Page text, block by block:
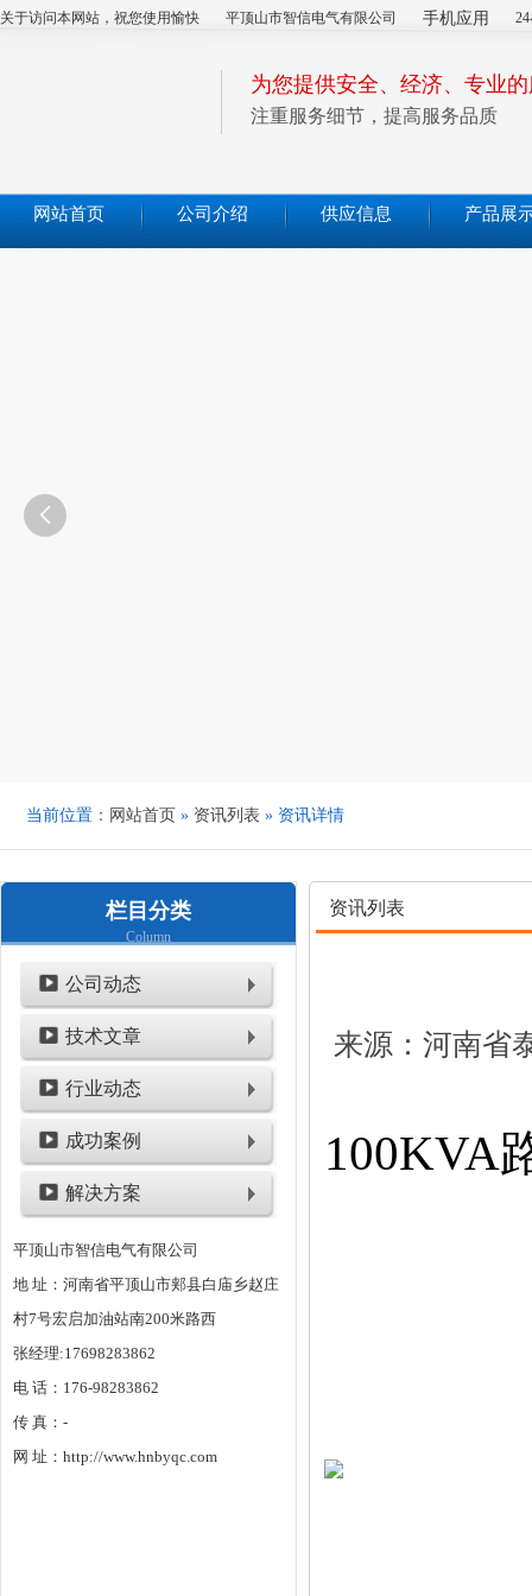
关于访问本网站，祝您使用愉快 平顶山市智信电气有限公司 手机应用
为您提供安全、经济、专业
注重服务细节，提高服务品质
网站首页 公司介绍 供应信息 产品展

当前位置： 网站首页 » 资讯列表 » 资讯详情
栏目分类
Column
公司动态
技术文章
行业动态
成功案例
解决方案
平顶山市智信电气有限公司
地 址：河南省平顶山市郏县白庙乡赵庄
村7号宏启加油站南200米路西
张经理:17698283862
电 话：176-98283862
传 真：-
网 址：http://www.hnbyqc.com
资讯列表
来源：河南省
100KVA